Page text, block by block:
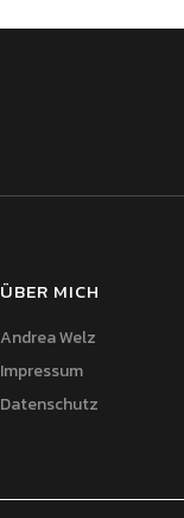
ÜBER MICH
Andrea Welz
Impressum
Datenschutz